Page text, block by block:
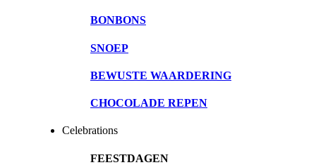
BONBONS
SNOEP
BEWUSTE WAARDERING
CHOCOLADE REPEN
Celebrations
FEESTDAGEN